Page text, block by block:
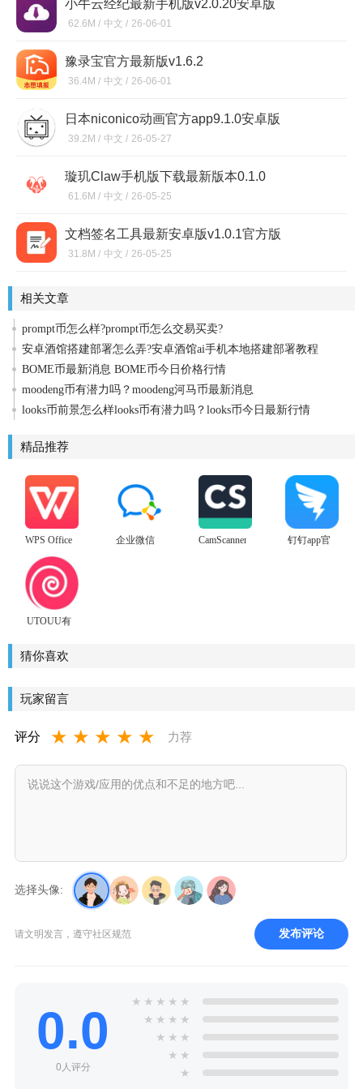
小牛云经纪最新手机版v2.0.20安卓版
62.6M / 中文 / 26-06-01
豫录宝官方最新版v1.6.2
36.4M / 中文 / 26-06-01
日本niconico动画官方app9.1.0安卓版
39.2M / 中文 / 26-05-27
璇玑Claw手机版下载最新版本0.1.0
61.6M / 中文 / 26-05-25
文档签名工具最新安卓版v1.0.1官方版
31.8M / 中文 / 26-05-25
相关文章
prompt币怎么样?prompt币怎么交易买卖?
安卓酒馆搭建部署怎么弄?安卓酒馆ai手机本地搭建部署教程
BOME币最新消息 BOME币今日价格行情
moodeng币有潜力吗？moodeng河马币最新消息
looks币前景怎么样looks币有潜力吗？looks币今日最新行情
精品推荐
WPS Office
官方正式
版
企业微信
CamScanner
钉钉app官
UTOUU有
猜你喜欢
玩家留言
评分 ★ ★ ★ ★ ★ 力荐
选择头像:
请文明发言，遵守社区规范 发布评论
0.0
0人评分
★ ★ ★ ★ ★
★ ★ ★ ★
★ ★ ★
★ ★
★